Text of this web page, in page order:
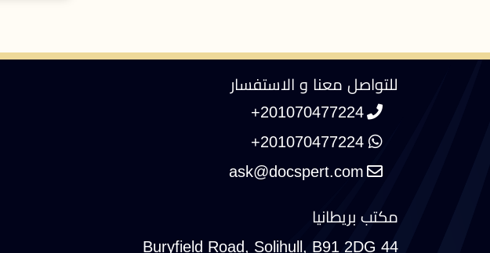
للتواصل معنا و الاستفسار
+201070477224
+201070477224
مكتب بريطانيا
44 Buryfield Road, Solihull, B91 2DG